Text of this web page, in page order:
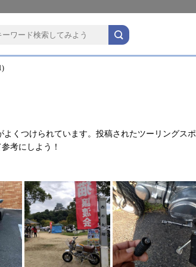
よくつけられています。投稿されたツーリングスポ
考にしよう！